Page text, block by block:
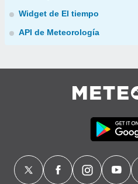
Widget de El tiempo
API de Meteorología